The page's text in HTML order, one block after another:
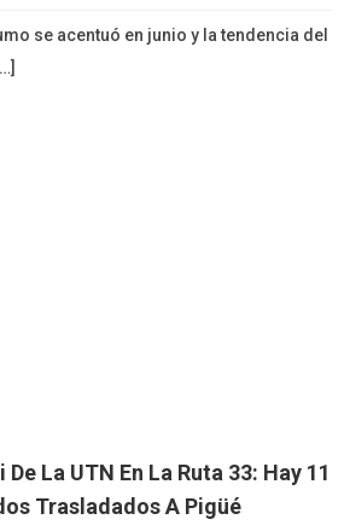
se acentuó en junio y la tendencia del
La UTN En La Ruta 33: Hay 11
Trasladados A Pigüé